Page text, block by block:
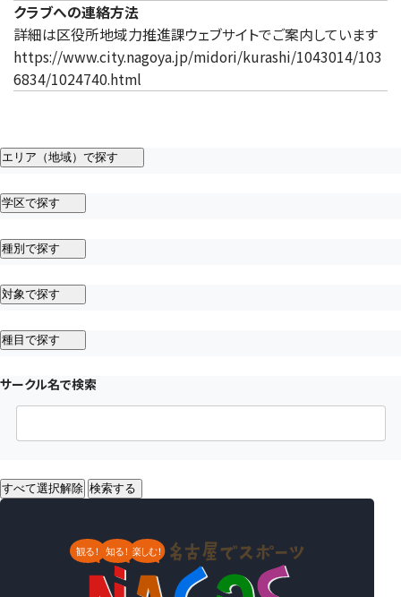
クラブへの連絡方法
詳細は区役所地域力推進課ウェブサイトでご案内しています
https://www.city.nagoya.jp/midori/kurashi/1043014/103
6834/1024740.html
エリア（地域）で探す
学区で探す
種別で探す
対象で探す
種目で探す
サークル名で検索
すべて選択解除 検索する